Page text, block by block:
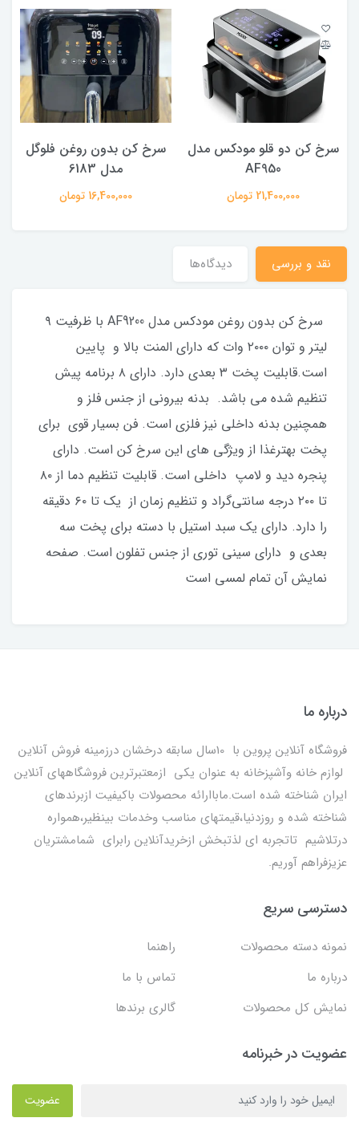
سرخ کن بدون روغن فلوگل
مدل 6183
16,400,000 تومان
سرخ کن و گریل سینیور تک
مدل sga 101
28,500,000 تومان
نقد و بررسی دیدگاه‌ها
سرخ کن بدون روغن مودکس مدل AF9200 با ظرفیت ۹
لیتر و توان ۲۰۰۰ وات که دارای المنت بالا و پایین
است.قابلیت پخت ۳ بعدی دارد. دارای ۸ برنامه پیش
تنظیم شده می باشد. بدنه بیرونی از جنس فلز و
همچنین بدنه داخلی نیز فلزی است. فن بسیار قوی برای
پخت بهترغذا از ویژگی های این سرخ کن است. دارای
پنجره دید و لامپ داخلی است. قابلیت تنظیم دما از ۸۰
تا ۲۰۰ درجه سانتی‌گراد و تنظیم زمان از یک تا ۶۰ دقیقه
را دارد. دارای یک سبد استیل با دسته برای پخت سه
بعدی و دارای سینی توری از جنس تفلون است. صفحه
نمایش آن تمام لمسی است
درباره ما
فروشگاه آنلاین پروین با 10سال سابقه درخشان درزمینه فروش آنلاین
لوازم خانه وآشپزخانه به عنوان یکی ازمعتبرترین فروشگاههای آنلاین
ایران شناخته شده است.ماباارائه محصولات باکیفیت ازبرندهای
شناخته شده و روزدنیا،قیمتهای مناسب وخدمات بینظیر،همواره
درتلاشیم تاتجربه ای لذتبخش ازخریدآنلاین رابرای شمامشتریان
عزیزفراهم آوریم.
دسترسی سریع
نمونه دسته محصولات
راهنما
درباره ما
تماس با ما
نمایش کل محصولات
گالری برندها
عضویت در خبرنامه
عضویت